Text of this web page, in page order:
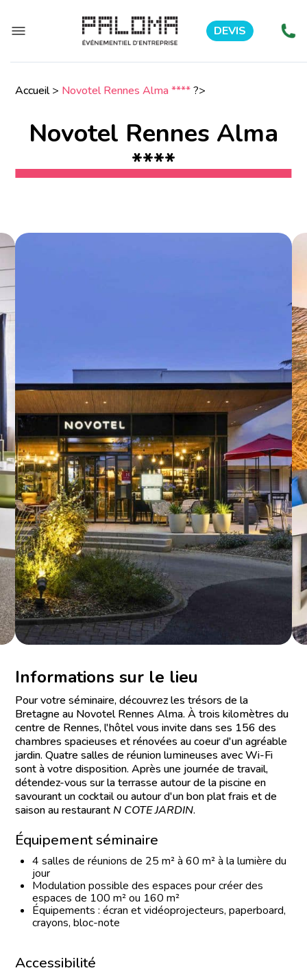
DEVIS
Accueil> Novotel Rennes Alma ****?>
Novotel Rennes Alma
****
Informations sur le lieu
Pour votre séminaire, découvrez les trésors de la
Bretagne au Novotel Rennes Alma. À trois kilomètres du
centre de Rennes, l'hôtel vous invite dans ses 156 des
chambres spacieuses et rénovées au coeur d'un agréable
jardin. Quatre salles de réunion lumineuses avec Wi-Fi
sont à votre disposition. Après une journée de travail,
détendez-vous sur la terrasse autour de la piscine en
savourant un cocktail ou autour d'un bon plat frais et de
saison au restaurant N COTE JARDIN.
Équipement séminaire
4 salles de réunions de 25 m² à 60 m² à la lumière du
jour
Modulation possible des espaces pour créer des
espaces de 100 m² ou 160 m²
Équipements : écran et vidéoprojecteurs, paperboard,
crayons, bloc-note
Accessibilité